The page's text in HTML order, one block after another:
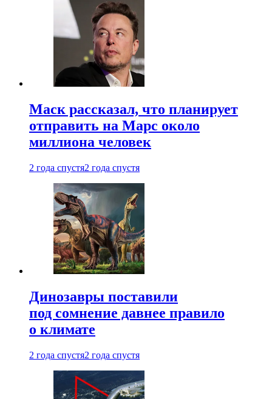
Маск рассказал, что планирует
отправить на Марс около
миллиона человек
2 года спустя2 года спустя
Динозавры поставили
под сомнение давнее правило
о климате
2 года спустя2 года спустя